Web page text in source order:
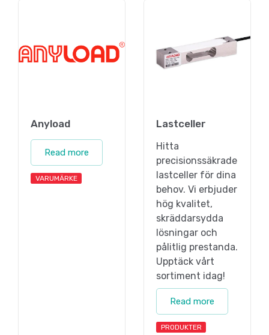
Anyload
Read more
VARUMÄRKE
Lastceller
Hitta
precisionssäkrade
lastceller för dina
behov. Vi erbjuder
hög kvalitet,
skräddarsydda
lösningar och
pålitlig prestanda.
Upptäck vårt
sortiment idag!
Read more
PRODUKTER